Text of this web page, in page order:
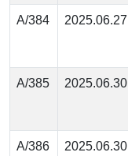
А/384 2025.06.27
А/385 2025.06.30
А/386 2025.06.30